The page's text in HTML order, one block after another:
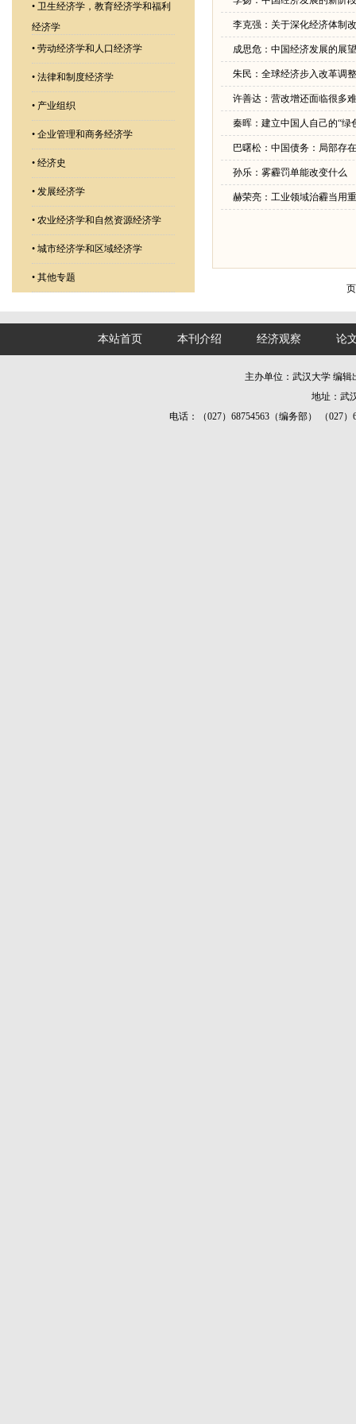
• 卫生经济学，教育经济学和福利
经济学
• 劳动经济学和人口经济学
• 法律和制度经济学
• 产业组织
• 企业管理和商务经济学
• 经济史
• 发展经济学
• 农业经济学和自然资源经济学
• 城市经济学和区域经济学
• 其他专题
李克强：关于深化经济体制
成思危：中国经济发展的展望
朱民：全球经济步入改革调
许善达：营改增还面临很多
秦晖：建立中国人自己的“绿
巴曙松：中国债务：局部存
孙乐：雾霾罚单能改变什么
赫荣亮：工业领域治霾当用
本站首页 本刊介绍 经济观察 论
主办单位：武汉大学 编
地址：武
电话：（027）68754563（编务部） （027